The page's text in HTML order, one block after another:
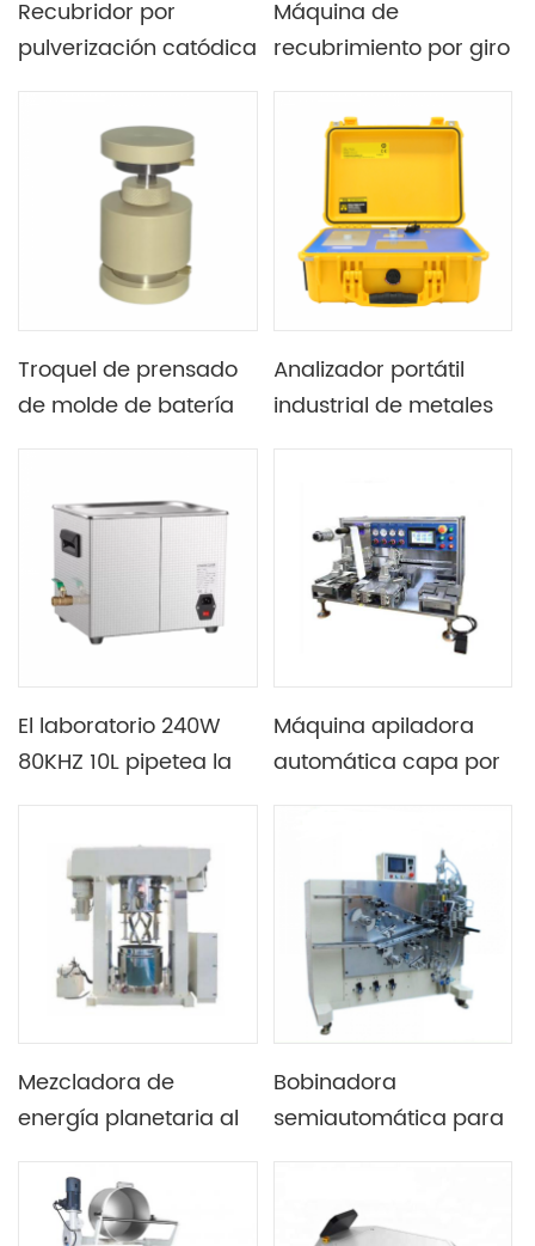
Recubridor por
pulverización catódica
magnetrón de alto
vacío con bomba de
Máquina de
recubrimiento por giro
200C con aceleración
ajustable
Troquel de prensado
de molde de batería
en caliente
Analizador portátil
industrial de metales
cristal curvado
hiperboloide
El laboratorio 240W
80KHZ 10L pipetea la
Máquina apiladora
automática capa por
células en bolsas
Mezcladora de
energía planetaria al
producción de
baterías prismáticas
Bobinadora
semiautomática para